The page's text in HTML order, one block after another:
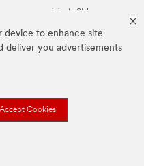
device to enhance site
deliver you advertisements
Accept Cookies
comerciais da 3M.